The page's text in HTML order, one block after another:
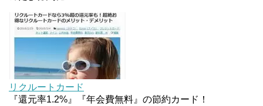
JCBカードWでApple Pay追加時のナビダイヤル
0570を回避する方法
マイナンバーカードの点字っている？デメリット3
リクルートカード
『還元率1.2%』『年会費無料』の節約カード！